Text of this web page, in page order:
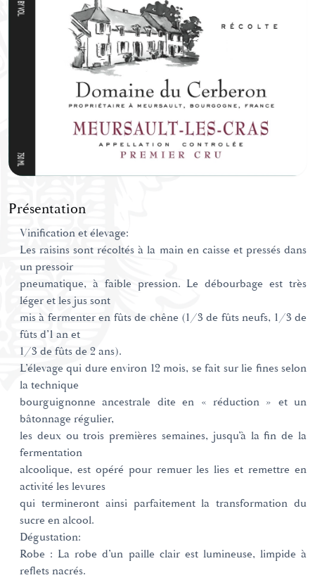
Présentation
Vinification et élevage:
Les raisins sont récoltés à la main en caisse et pressés dans
un pressoir
pneumatique, à faible pression. Le débourbage est très
léger et les jus sont
mis à fermenter en fûts de chêne (1/3 de fûts neufs, 1/3 de
fûts d’1 an et
1/3 de fûts de 2 ans).
L’élevage qui dure environ 12 mois, se fait sur lie fines selon
la technique
bourguignonne ancestrale dite en « réduction » et un
bâtonnage régulier,
les deux ou trois premières semaines, jusqu’à la fin de la
fermentation
alcoolique, est opéré pour remuer les lies et remettre en
activité les levures
qui termineront ainsi parfaitement la transformation du
sucre en alcool.
Dégustation:
Robe : La robe d’un paille clair est lumineuse, limpide à
reflets nacrés.